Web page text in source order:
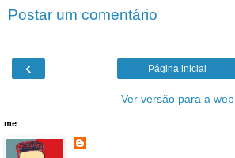
Postar um comentário
‹ Página inicial
Ver versão para a web
me